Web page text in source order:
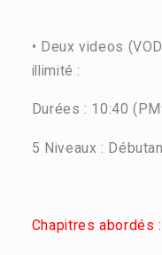
• Deux videos
illimité :
Durées : 10:40
5 Niveaux :
Chapitres abordés :